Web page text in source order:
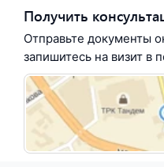
Получить
Отправьте документы
запишитесь на визит в